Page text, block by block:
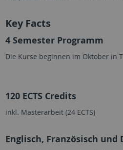
Key Facts
4 Semester Programm
Die Kurse beginnen im Oktober in
120 ECTS Credits
inkl. Masterarbeit (24 ECTS)
Englisch, Französisch und